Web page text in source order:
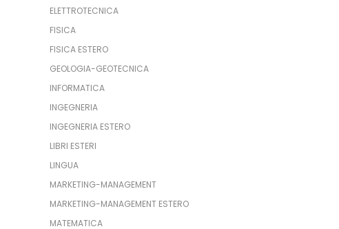
ELETTROTECNICA
FISICA
FISICA ESTERO
GEOLOGIA-GEOTECNICA
INFORMATICA
INGEGNERIA
INGEGNERIA ESTERO
LIBRI ESTERI
LINGUA
MARKETING-MANAGEMENT
MARKETING-MANAGEMENT ESTERO
MATEMATICA